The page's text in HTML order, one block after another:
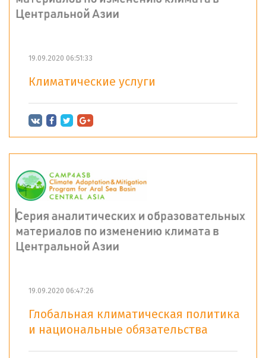
19.09.2020 06:51:33
Климатические услуги
19.09.2020 06:47:26
Глобальная климатическая политика
и национальные обязательства